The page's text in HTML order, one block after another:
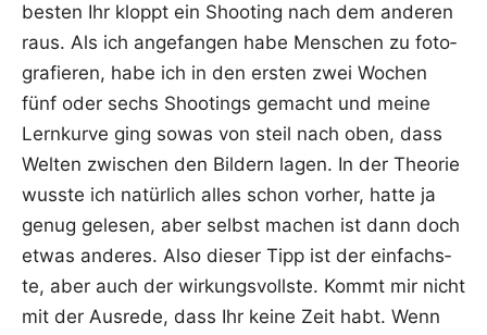
bes­ten Ihr kloppt ein Shoo­ting nach dem ande­ren
raus. Als ich ange­fan­gen habe Men­schen zu foto­
gra­fie­ren, habe ich in den ers­ten zwei Wochen
fünf oder sechs Shoo­tings gemacht und mei­ne
Lern­kur­ve ging sowas von steil nach oben, dass
Wel­ten zwi­schen den Bil­dern lagen. In der Theo­rie
wuss­te ich natür­lich alles schon vor­her, hat­te ja
genug gele­sen, aber selbst machen ist dann doch
etwas ande­res. Also die­ser Tipp ist der ein­fachs­
te, aber auch der wir­kungs­volls­te. Kommt mir nicht
mit der Aus­re­de, dass Ihr kei­ne Zeit habt. Wenn